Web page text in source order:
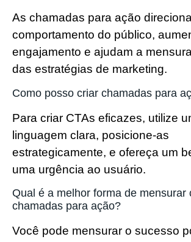
As chamadas para ação
comportamento do público,
engajamento e ajudam a
das estratégias de marketing.
Como posso criar chamadas para
Para criar CTAs eficazes, utilize
linguagem clara, posicione-as
estrategicamente, e ofereça um
uma urgência ao usuário.
Qual é a melhor forma de mensurar
chamadas para ação?
Você pode mensurar o sucesso